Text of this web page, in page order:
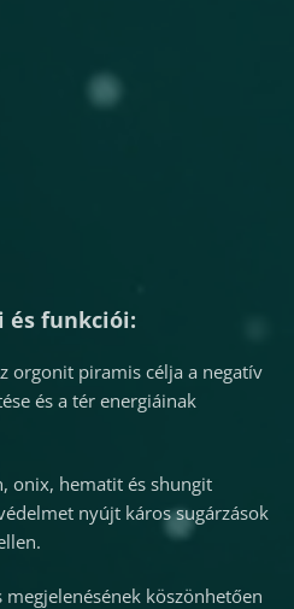
és funkciói:
orgonit piramis célja a negatív
és a tér energiáinak
onix, hematit és shungit
nyújt káros sugárzások
megjelenésének köszönhetően